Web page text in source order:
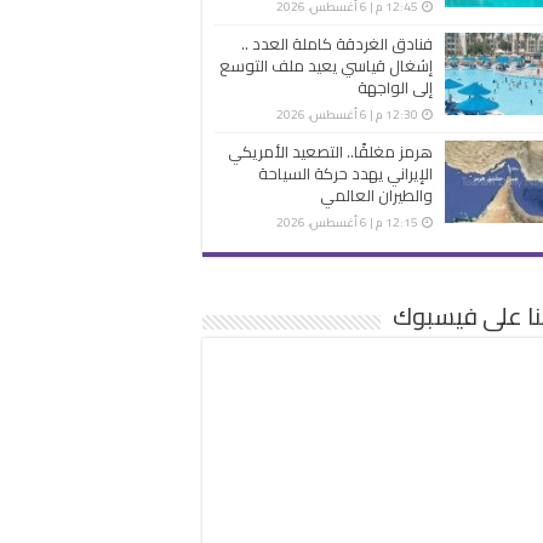
12:45 م | 6 أغسطس، 2026
فنادق الغردقة كاملة العدد ..
إشغال قياسي يعيد ملف التوسع
إلى الواجهة
12:30 م | 6 أغسطس، 2026
هرمز مغلقًا.. التصعيد الأمريكي
الإيراني يهدد حركة السياحة
والطيران العالمي
12:15 م | 6 أغسطس، 2026
على فيسبوك